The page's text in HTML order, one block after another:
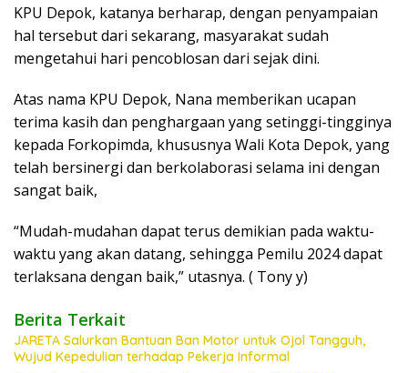
KPU Depok, katanya berharap, dengan penyampaian
hal tersebut dari sekarang, masyarakat sudah
mengetahui hari pencoblosan dari sejak dini.
Atas nama KPU Depok, Nana memberikan ucapan
terima kasih dan penghargaan yang setinggi-tingginya
kepada Forkopimda, khususnya Wali Kota Depok, yang
telah bersinergi dan berkolaborasi selama ini dengan
sangat baik,
“Mudah-mudahan dapat terus demikian pada waktu-
waktu yang akan datang, sehingga Pemilu 2024 dapat
terlaksana dengan baik,” utasnya. ( Tony y)
Berita Terkait
JARETA Salurkan Bantuan Ban Motor untuk Ojol Tangguh,
Wujud Kepedulian terhadap Pekerja Informal